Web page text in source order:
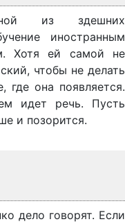
из здешних
иностранным
Хотя ей самой не
чтобы не делать
она появляется.
идет речь. Пусть
и позорится.
дело говорят. Если